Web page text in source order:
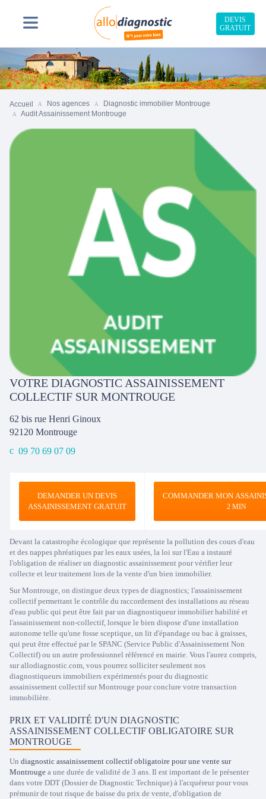
DEVIS
GRATUIT
Accueil Nos agences
Diagnostic immobilier Montrouge
Audit Assainissement Montrouge
VOTRE DIAGNOSTIC ASSAINISSEMENT
COLLECTIF SUR MONTROUGE
62 bis rue Henri Ginoux
92120 Montrouge
09 70 69 07 09
DEMANDER UN DEVIS
ASSAINISSEMENT GRATUIT
COMMANDER MON
2 MIN
Devant la catastrophe écologique que représente la pollution des cours d'eau
et des nappes phréatiques par les eaux usées, la loi sur l'Eau a instauré
l'obligation de réaliser un diagnostic assainissement pour vérifier leur
collecte et leur traitement lors de la vente d'un bien immobilier.
Sur Montrouge, on distingue deux types de diagnostics; l'assainissement
collectif permettant le contrôle du raccordement des installations au réseau
d'eau public qui peut être fait par un diagnostiqueur immobilier habilité et
l'assainissement non-collectif, lorsque le bien dispose d'une installation
autonome telle qu'une fosse sceptique, un lit d'épandage ou bac à graisses,
qui peut être effectué par le SPANC (Service Public d'Assainissement Non
Collectif) ou un autre professionnel référencé en mairie. Vous l'aurez compris,
sur allodiagnostic.com, vous pourrez solliciter seulement nos
diagnostiqueurs immobiliers expérimentés pour du diagnostic
assainissement collectif sur Montrouge pour conclure votre transaction
immobilière.
PRIX ET VALIDITÉ D'UN DIAGNOSTIC
ASSAINISSEMENT COLLECTIF OBLIGATOIRE SUR
MONTROUGE
Un diagnostic assainissement collectif obligatoire pour une vente sur
Montrouge a une durée de validité de 3 ans. Il est important de le présenter
dans votre DDT (Dossier de Diagnostic Technique) à l'acquéreur pour vous
prémunir de tout risque de baisse du prix de vente, d'obligation de